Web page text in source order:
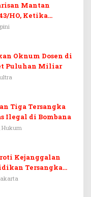
Mantan
HO, Ketika
Pemerasan
Oknum Dosen di
Puluhan Miliar
Tiga Tersangka
Ilegal di Bombana
Hukum
Kejanggalan
Tersangka